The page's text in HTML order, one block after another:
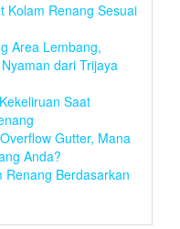
Kolam Renang Sesuai
Area Lembang,
dari Trijaya
Saat
Gutter, Mana
Anda?
Renang Berdasarkan